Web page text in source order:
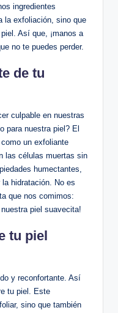
ingredientes
la exfoliación, sino que
Así que, ¡manos a
no te puedes perder.
de tu
culpable en nuestras
para nuestra piel? El
un exfoliante
las células muertas sin
humectantes,
hidratación. No es
que nos comimos:
piel suavecita!
tu piel
y reconfortante. Así
tu piel. Este
sino que también